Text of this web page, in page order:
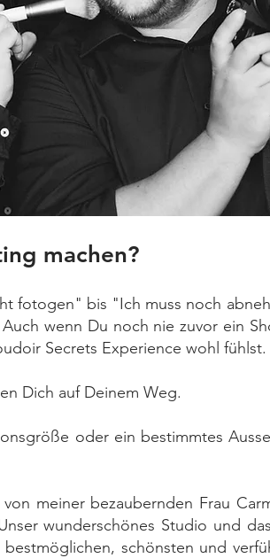
machen?
fotogen" bis "Ich muss noch
wenn Du noch nie zuvor ein
Secrets Experience wohl fühlst.
Dich auf Deinem Weg.
oder ein bestimmtes
meiner bezaubernden Frau
wunderschönes Studio und
schönsten und